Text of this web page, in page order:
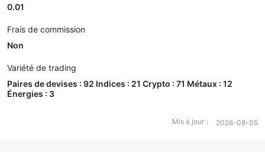
0.01
Frais de commission
Non
Variété de trading
Paires de devises : 92 Indices : 21 Crypto : 71 Métaux : 12
Énergies : 3
Mis à jour： 2026-08-05